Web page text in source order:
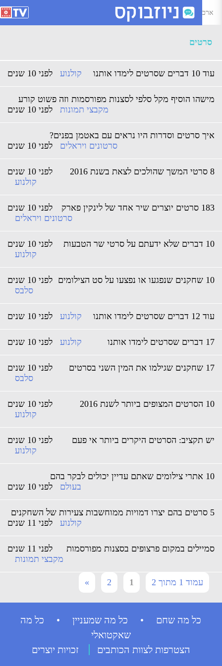
סרטים - ניוזבוקס
סרטים
שסרטים לימדו אותנו לפני 10 שנים קולנוע
הוסיף מקל סלפי לסצנות מפורסמות וזה פשוט קורע
לפני 10 שנים
מקבצי תמונות
סרטים וסדרות היו נראים עם באטמן בפנים?
לפני 10 שנים
סרטונים ויראלים
לפני 10 שנים
קולנוע
שיר אחד של לינקין פארק
לפני 10 שנים
סרטונים ויראלים
לפני 10 שנים
קולנוע
לפני 10 שנים
סלבס
שסרטים לימדו אותנו לפני 10 שנים קולנוע
לפני 10 שנים קולנוע
לפני 10 שנים
סלבס
לפני 10 שנים
קולנוע
תקציב: הסרטים היקרים ביותר אי פעם
לפני 10 שנים
קולנוע
לפני 10 שנים
בעולם
לפני 11 שנים
קולנוע
במקום פרצופים בסצנות מפורסמות
לפני 11 שנים
מקבצי תמונות
עמוד 1 מתוך 2
כל מה שחם • כל מה שמעניין • כל מה
שאקטואלי
הצטרפות לצוות הכותבים
זכויות יוצרים